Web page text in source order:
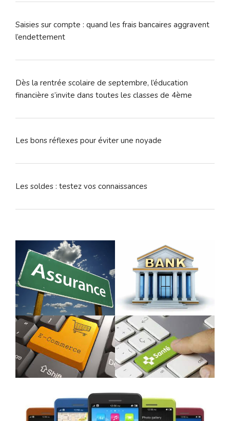
Saisies sur compte : quand les frais bancaires aggravent
l’endettement
Dès la rentrée scolaire de septembre, l’éducation
financière s’invite dans toutes les classes de 4ème
Les bons réflexes pour éviter une noyade
Les soldes : testez vos connaissances